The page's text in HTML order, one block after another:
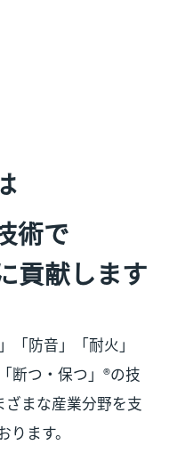
術で
貢献します
「防音」「耐火」
断つ・保つ」®の技
まな産業分野を支
ます。